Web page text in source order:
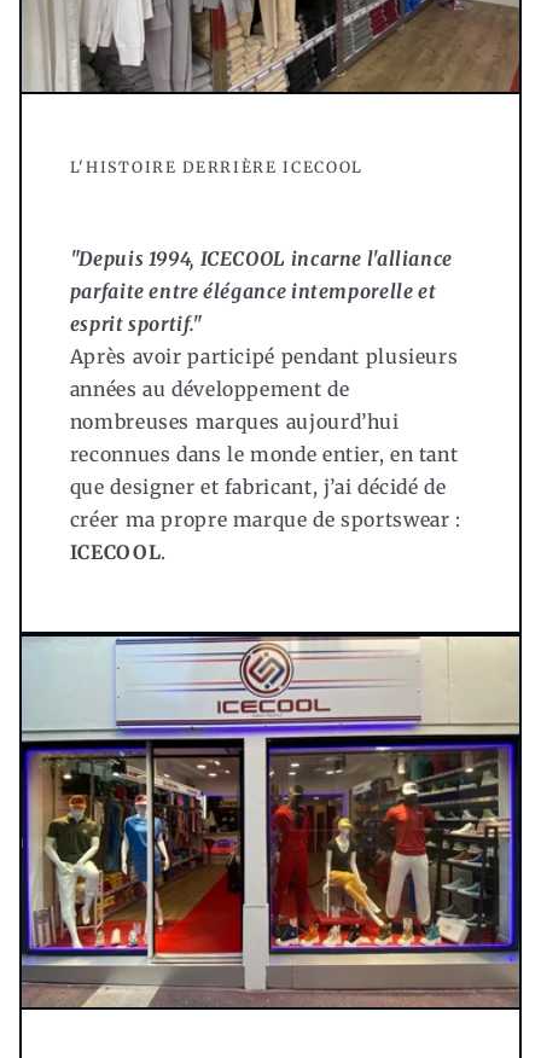
L'HISTOIRE DERRIÈRE ICECOOL
"Depuis 1994, ICECOOL incarne l'alliance
parfaite entre élégance intemporelle et
esprit sportif."
Après avoir participé pendant plusieurs
années au développement de
nombreuses marques aujourd’hui
reconnues dans le monde entier, en tant
que designer et fabricant, j’ai décidé de
créer ma propre marque de sportswear :
ICECOOL.